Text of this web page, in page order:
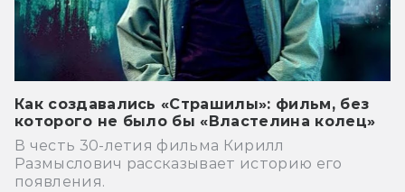
Как создавались «Страшилы»: фильм, без
которого не было бы «Властелина колец»
В честь 30-летия фильма Кирилл
Размыслович рассказывает историю его
появления.